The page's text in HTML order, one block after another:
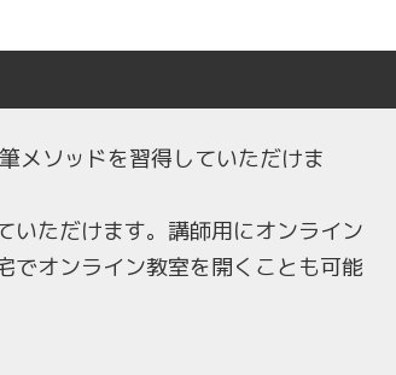
メソッドを習得していただけま
いただけます。講師用にオンライン
でオンライン教室を開くことも可能